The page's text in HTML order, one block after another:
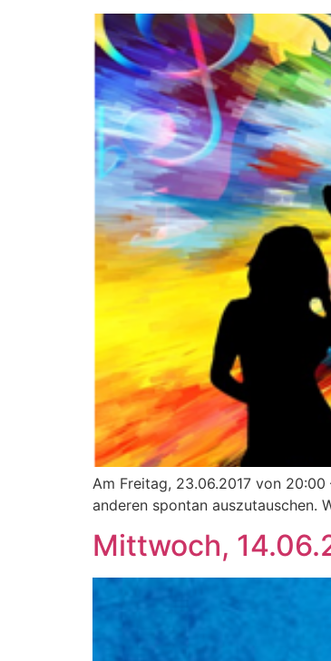
Am Freitag, 23.06.2017 von
anderen spontan auszutauschen.
Mittwoch,